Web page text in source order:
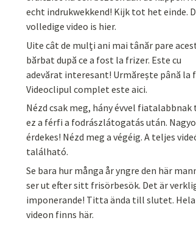
echt indrukwekkend! Kijk tot het einde.
volledige video is hier.
Uite cât de mulți ani mai tânăr pare
bărbat după ce a fost la frizer. Este cu
adevărat interesant! Urmărește până la
Videoclipul complet este aici.
Nézd csak meg, hány évvel fiatalabbnak
ez a férfi a fodrászlátogatás után.
érdekes! Nézd meg a végéig. A teljes
található.
Se bara hur många år yngre den här
ser ut efter sitt frisörbesök. Det är
imponerande! Titta ända till slutet. Hela
videon finns här.